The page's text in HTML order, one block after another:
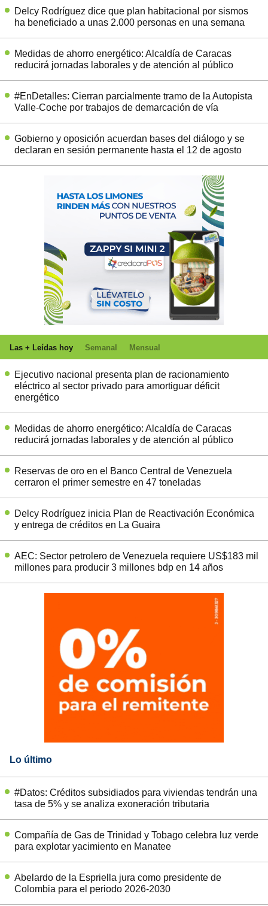
Delcy Rodríguez dice que plan habitacional por sismos
ha beneficiado a unas 2.000 personas en una semana
Medidas de ahorro energético: Alcaldía de Caracas
reducirá jornadas laborales y de atención al público
#EnDetalles: Cierran parcialmente tramo de la Autopista
Valle-Coche por trabajos de demarcación de vía
Gobierno y oposición acuerdan bases del diálogo y se
declaran en sesión permanente hasta el 12 de agosto
Las + Leídas hoy Semanal Mensual
Ejecutivo nacional presenta plan de racionamiento
eléctrico al sector privado para amortiguar déficit
energético
Medidas de ahorro energético: Alcaldía de Caracas
reducirá jornadas laborales y de atención al público
Reservas de oro en el Banco Central de Venezuela
cerraron el primer semestre en 47 toneladas
Delcy Rodríguez inicia Plan de Reactivación Económica
y entrega de créditos en La Guaira
AEC: Sector petrolero de Venezuela requiere US$183 mil
millones para producir 3 millones bdp en 14 años
Lo último
#Datos: Créditos subsidiados para viviendas tendrán una
tasa de 5% y se analiza exoneración tributaria
Compañía de Gas de Trinidad y Tobago celebra luz verde
para explotar yacimiento en Manatee
Abelardo de la Espriella jura como presidente de
Colombia para el periodo 2026-2030